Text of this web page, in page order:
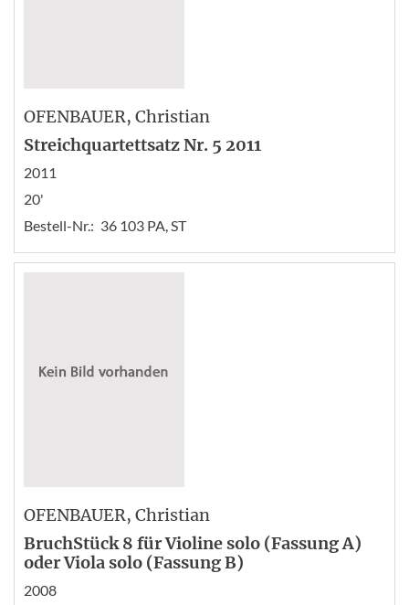
OFENBAUER, Christian
Streichquartettsatz Nr. 5 2011
2011
20'
Bestell-Nr.: 36 103 PA, ST
OFENBAUER, Christian
BruchStück 8 für Violine solo (Fassung A)
oder Viola solo (Fassung B)
2008